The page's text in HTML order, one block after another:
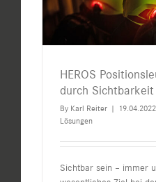
HEROS
durch Sichtbarkeit
By Karl Reiter | 19.04.2022
Lösungen
Sichtbar sein – immer